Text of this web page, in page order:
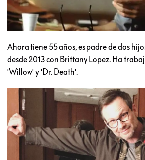
Ahora tiene 55 años, es padre de dos
desde 2013 con Brittany Lopez. Ha
'Willow' y 'Dr. Death'.